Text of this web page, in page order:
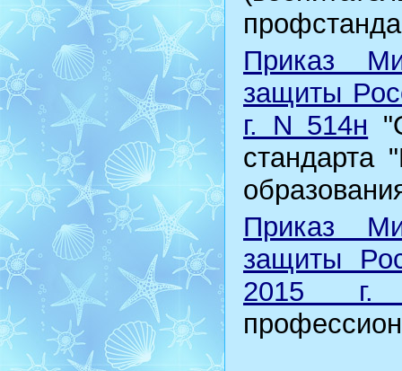
Приказ
защиты
г. N 514н
стандарта
Приказ
защиты
2015